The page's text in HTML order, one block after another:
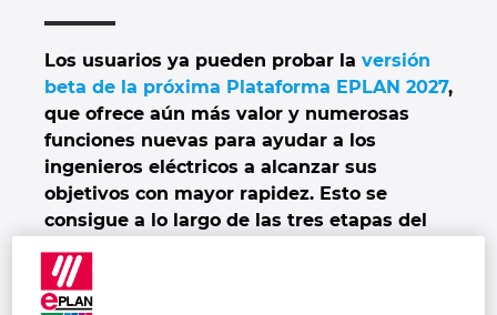
Los usuarios ya pueden probar la versión
beta de la próxima Plataforma EPLAN 2027,
que ofrece aún más valor y numerosas
funciones nuevas para ayudar a los
ingenieros eléctricos a alcanzar sus
objetivos con mayor rapidez. Esto se
consigue a lo largo de las tres etapas del
proceso: planificación previa, ingeniería
eléctrica y diseño de armarios de control,
de una manera estructurada y sencilla que
Czech Republic
Denmark
Finland
France
Germany